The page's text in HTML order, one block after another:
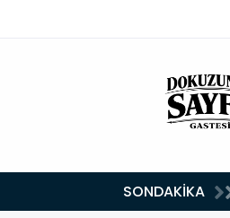
SONDAKİKA